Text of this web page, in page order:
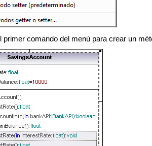
primer comando del menú para crear un